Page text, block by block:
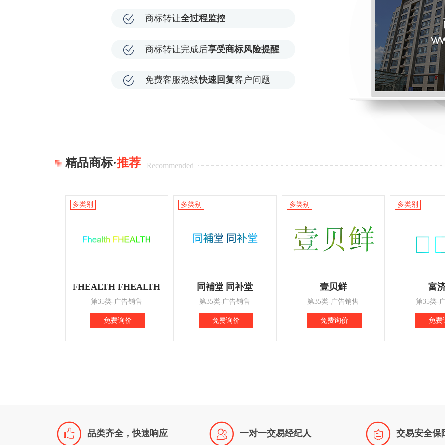
商标转让全过程监控
商标转让完成后享受商标风险提醒
免费客服热线快速回复客户问题
精品商标·推荐 Recommended
FHEALTH FHEALTH
第35类-广告销售
免费询价
多类别
同補堂 同补堂
第35类-广告销售
免费询价
多类别
壹贝鲜
第35类-广告销售
免费询价
多类别
富
第35类-
免费
多类别
 品类齐全，快速响应  一对一交易经纪人  交易安全保